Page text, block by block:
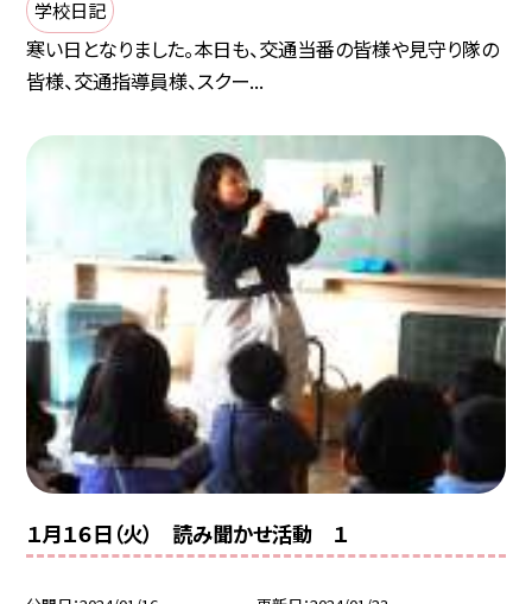
学校日記
寒い日となりました。本日も、交通当番の皆様や見守り隊の
皆様、交通指導員様、スクー...
１月１６日（火） 読み聞かせ活動 １